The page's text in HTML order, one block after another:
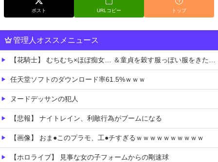
ポスト URLコピー トップ
管理人オススメニュース
【花騎士】 むちむち×ほぼ痴女… ＆童貞を穀す服っぽい服をきたホウオウボクへの反応！！！
任天堂ソフトのダウンロード率61.5%ｗｗｗ
ヌードデッサンの犯人
【悲報】 ナイトレイン、利敵行為がブームになる
【画像】 おま●このプラモ、工●チすぎるｗｗｗｗｗｗｗｗｗｗ
【ホロライブ】 見事な女の子フォームからの剛速球